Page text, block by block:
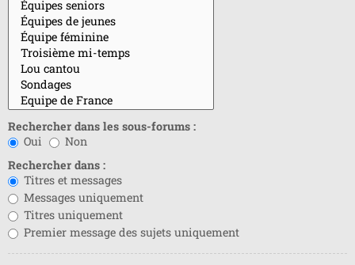
Rechercher dans les sous-forums :
Oui
Non
Rechercher dans :
Titres et messages
Messages uniquement
Titres uniquement
Premier message des sujets uniquement